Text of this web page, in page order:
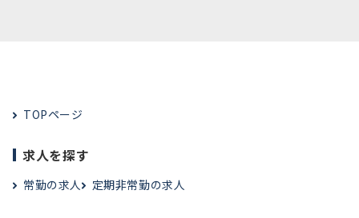
TOPページ
求人を探す
常勤の求人 定期非常勤の求人